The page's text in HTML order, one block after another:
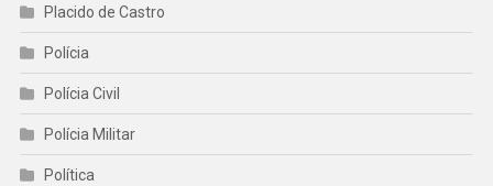
Placido de Castro
Polícia
Polícia Civil
Polícia Militar
Política